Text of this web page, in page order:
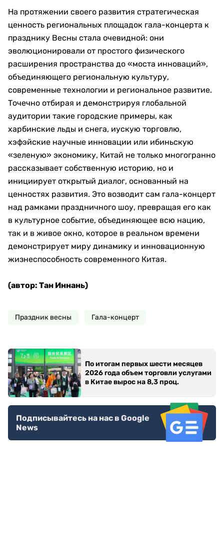
На протяжении своего развития стратегическая
ценность региональных площадок гала-концерта к
празднику Весны стала очевидной: они
эволюционировали от простого физического
расширения пространства до «моста инноваций»,
объединяющего региональную культуру,
современные технологии и региональное развитие.
Точечно отбирая и демонстрируя глобальной
аудитории такие городские примеры, как
харбинские льды и снега, иускую торговлю,
хэфэйские научные инновации или ибиньскую
«зеленую» экономику, Китай не только многогранно
рассказывает собственную историю, но и
инициирует открытый диалог, основанный на
ценностях развития. Это возводит сам гала-концерт
над рамками праздничного шоу, превращая его как
в культурное событие, объединяющее всю нацию,
так и в живое окно, которое в реальном времени
демонстрирует миру динамику и инновационную
жизнеспособность современного Китая.
(автор: Тан Иннань)
Праздник весны Гала-концерт
По итогам первых шести месяцев
2026 года объем торговли услугами
в Китае вырос на 8,3 проц.
Подписывайтесь на нас в Google
News